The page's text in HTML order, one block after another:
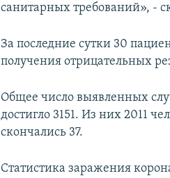
санитарных требований», -
За последние сутки 30
получения отрицательных
Общее число выявленных
достигло 3151. Из них 2011
скончались 37.
Статистика заражения